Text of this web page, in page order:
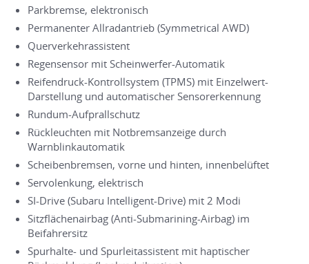
Parkbremse, elektronisch
Permanenter Allradantrieb (Symmetrical AWD)
Querverkehrassistent
Regensensor mit Scheinwerfer-Automatik
Reifendruck-Kontrollsystem (TPMS) mit Einzelwert-
Darstellung und automatischer Sensorerkennung
Rundum-Aufprallschutz
Rückleuchten mit Notbremsanzeige durch
Warnblinkautomatik
Scheibenbremsen, vorne und hinten, innenbelüftet
Servolenkung, elektrisch
SI-Drive (Subaru Intelligent-Drive) mit 2 Modi
Sitzflächenairbag (Anti-Submarining-Airbag) im
Beifahrersitz
Spurhalte- und Spurleitassistent mit haptischer